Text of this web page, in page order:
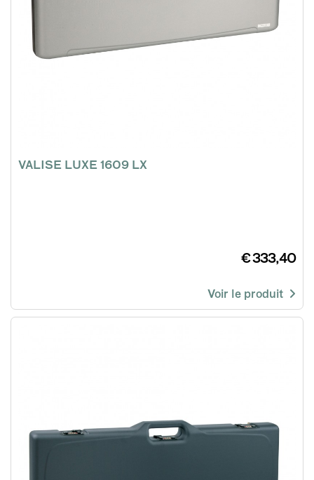
VALISE LUXE 1609 LX
€ 333,40
Voir le produit